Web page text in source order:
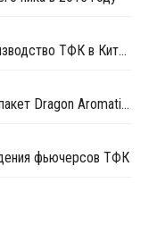
Ningbo Mitsubishi Chemical закрыла производство ТФК в Китае из-за сбоя электропитания
Sinopec планирует купить контрольный пакет Dragon Aromatics
фьючерсов ТФК